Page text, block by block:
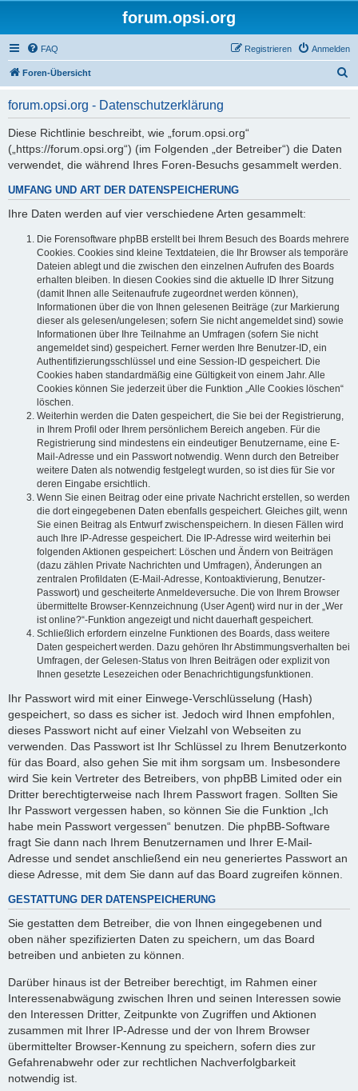
forum.opsi.org
FAQ Anmelden
Registrieren
Foren-Übersicht
forum.opsi.org - Datenschutzerklärung
Diese Richtlinie beschreibt, wie „forum.opsi.org“
(„https://forum.opsi.org“) (im Folgenden „der Betreiber“) die Daten
verwendet, die während Ihres Foren-Besuchs gesammelt werden.
UMFANG UND ART DER DATENSPEICHERUNG
Ihre Daten werden auf vier verschiedene Arten gesammelt:
Die Forensoftware phpBB erstellt bei Ihrem Besuch des Boards mehrere
Cookies. Cookies sind kleine Textdateien, die Ihr Browser als temporäre
Dateien ablegt und die zwischen den einzelnen Aufrufen des Boards
erhalten bleiben. In diesen Cookies sind die aktuelle ID Ihrer Sitzung
(damit Ihnen alle Seitenaufrufe zugeordnet werden können),
Informationen über die von Ihnen gelesenen Beiträge (zur Markierung
dieser als gelesen/ungelesen; sofern Sie nicht angemeldet sind) sowie
Informationen über Ihre Teilnahme an Umfragen (sofern Sie nicht
angemeldet sind) gespeichert. Ferner werden Ihre Benutzer-ID, ein
Authentifizierungsschlüssel und eine Session-ID gespeichert. Die
Cookies haben standardmäßig eine Gültigkeit von einem Jahr. Alle
Cookies können Sie jederzeit über die Funktion „Alle Cookies löschen“
löschen.
Weiterhin werden die Daten gespeichert, die Sie bei der Registrierung,
in Ihrem Profil oder Ihrem persönlichem Bereich angeben. Für die
Registrierung sind mindestens ein eindeutiger Benutzername, eine E-
Mail-Adresse und ein Passwort notwendig. Wenn durch den Betreiber
weitere Daten als notwendig festgelegt wurden, so ist dies für Sie vor
deren Eingabe ersichtlich.
Wenn Sie einen Beitrag oder eine private Nachricht erstellen, so werden
die dort eingegebenen Daten ebenfalls gespeichert. Gleiches gilt, wenn
Sie einen Beitrag als Entwurf zwischenspeichern. In diesen Fällen wird
auch Ihre IP-Adresse gespeichert. Die IP-Adresse wird weiterhin bei
folgenden Aktionen gespeichert: Löschen und Ändern von Beiträgen
(dazu zählen Private Nachrichten und Umfragen), Änderungen an
zentralen Profildaten (E-Mail-Adresse, Kontoaktivierung, Benutzer-
Passwort) und gescheiterte Anmeldeversuche. Die von Ihrem Browser
übermittelte Browser-Kennzeichnung (User Agent) wird nur in der „Wer
ist online?“-Funktion angezeigt und nicht dauerhaft gespeichert.
Schließlich erfordern einzelne Funktionen des Boards, dass weitere
Daten gespeichert werden. Dazu gehören Ihr Abstimmungsverhalten bei
Umfragen, der Gelesen-Status von Ihren Beiträgen oder explizit von
Ihnen gesetzte Lesezeichen oder Benachrichtigungsfunktionen.
Ihr Passwort wird mit einer Einwege-Verschlüsselung (Hash)
gespeichert, so dass es sicher ist. Jedoch wird Ihnen empfohlen,
dieses Passwort nicht auf einer Vielzahl von Webseiten zu
verwenden. Das Passwort ist Ihr Schlüssel zu Ihrem Benutzerkonto
für das Board, also gehen Sie mit ihm sorgsam um. Insbesondere
wird Sie kein Vertreter des Betreibers, von phpBB Limited oder ein
Dritter berechtigterweise nach Ihrem Passwort fragen. Sollten Sie
Ihr Passwort vergessen haben, so können Sie die Funktion „Ich
habe mein Passwort vergessen“ benutzen. Die phpBB-Software
fragt Sie dann nach Ihrem Benutzernamen und Ihrer E-Mail-
Adresse und sendet anschließend ein neu generiertes Passwort an
diese Adresse, mit dem Sie dann auf das Board zugreifen können.
GESTATTUNG DER DATENSPEICHERUNG
Sie gestatten dem Betreiber, die von Ihnen eingegebenen und
oben näher spezifizierten Daten zu speichern, um das Board
betreiben und anbieten zu können.
Darüber hinaus ist der Betreiber berechtigt, im Rahmen einer
Interessenabwägung zwischen Ihren und seinen Interessen sowie
den Interessen Dritter, Zeitpunkte von Zugriffen und Aktionen
zusammen mit Ihrer IP-Adresse und der von Ihrem Browser
übermittelter Browser-Kennung zu speichern, sofern dies zur
Gefahrenabwehr oder zur rechtlichen Nachverfolgbarkeit
notwendig ist.